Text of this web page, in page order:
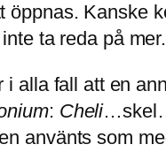
öppnas. Kanske
ta reda på mer.
i alla fall att en
: Cheli
använts som